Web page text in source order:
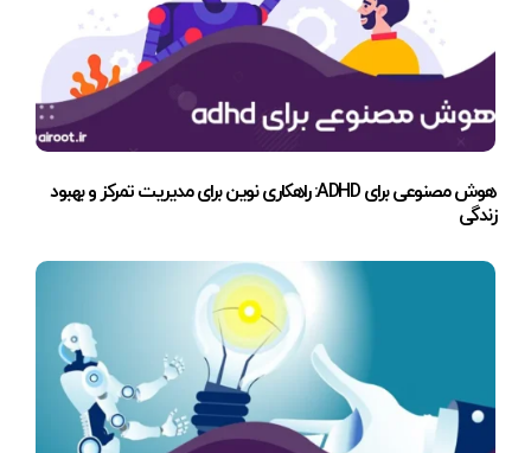
هوش مصنوعی برای ADHD: راهکاری نوین برای مدیریت تمرکز و بهبود
زندگی